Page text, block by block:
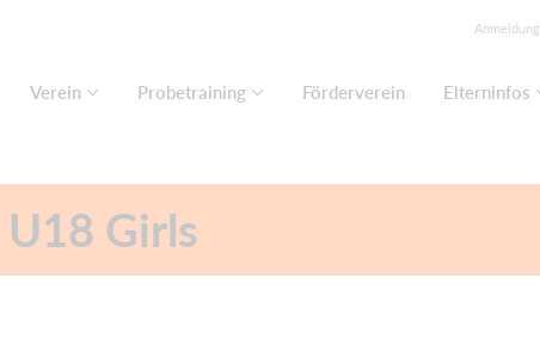
Anmeldung
Verein Probetraining Förderverein Elterninfos
Girls